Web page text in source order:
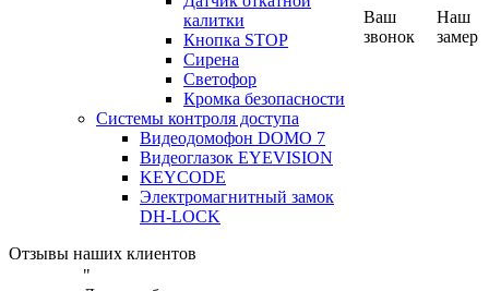
калитки
Кнопка STOP
Сирена
Светофор
Кромка безопасности
Системы контроля доступа
Видеодомофон DOMO 7
Видеоглазок EYEVISION
KEYCODE
Электромагнитный замок
DH-LOCK
Отзывы наших клиентов
"
Ваш
звонок
Наш
замер